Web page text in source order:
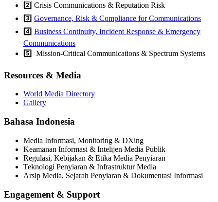
2️⃣ Crisis Communications & Reputation Risk
3️⃣ Governance, Risk & Compliance for Communications
4️⃣ Business Continuity, Incident Response & Emergency
Communications
5️⃣ Mission-Critical Communications & Spectrum Systems
Resources & Media
World Media Directory
Gallery
Bahasa Indonesia
Media Informasi, Monitoring & DXing
Keamanan Informasi & Intelijen Media Publik
Regulasi, Kebijakan & Etika Media Penyiaran
Teknologi Penyiaran & Infrastruktur Media
Arsip Media, Sejarah Penyiaran & Dokumentasi Informasi
Engagement & Support